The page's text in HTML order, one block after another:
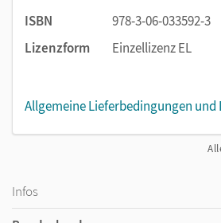
ISBN
978-3-06-033592-3
Lizenzform
Einzellizenz EL
Allgemeine Lieferbedingungen und
Infos